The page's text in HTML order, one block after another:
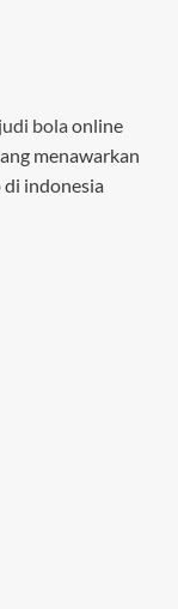
judi bola online
menawarkan
indonesia